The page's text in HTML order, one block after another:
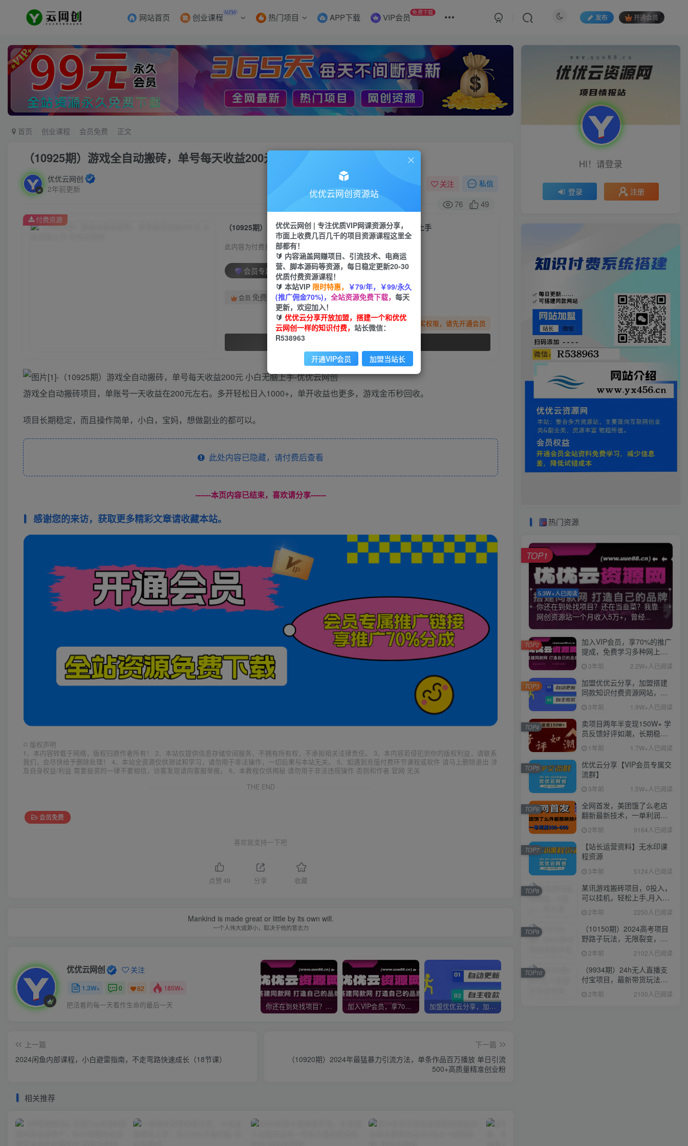
网站首页 创业课程 NEW 热门项目 APP下载 VIP会员 免费下载
发布 开通会员
首页 创业课程 会员免费 正文
（10925期）游戏全自动搬砖，单号每天收益200元 小白无脑上手
优优云网创
2年前更新
关注 私信
76 49
（10925期）游戏全自动搬砖，单号每天收益200元 小白无脑上手
此内容为付费资源，请付费后查看
会员专属资源
会员 免费
您暂无购买权限，请先开通会员
付费资源
游戏全自动搬砖项目，单账号一天收益在200元左右。多开轻松日入1000+，单开收益也更多，游戏金币秒回收。
项目长期稳定，而且操作简单，小白，宝妈，想做副业的都可以。
此处内容已隐藏，请付费后查看
------本页内容已结束，喜欢请分享------
感谢您的来访，获取更多精彩文章请收藏本站。
© 版权声明
1、本内容转载于网络，版权归原作者所有！ 2、本站仅提供信息存储空间服务，不拥有所有权，不承担相关法律责任。 3、本内容若侵犯到你的版权利益，请联系
我们，会尽快给予删除处理！ 4、本站全资源仅供测试和学习，请勿用于非法操作，一切后果与本站无关。 5、如遇到充值付费环节课程或软件 请马上删除退出 涉
及自身权益/利益 需要投资的一律不要相信，访客发现请向客服举报。 6、本教程仅供揭秘 请勿用于非法违规操作 否则和作者 官网 无关
THE END
会员免费
喜欢就支持一下吧
点赞49 分享 收藏
Mankind is made great or little by its own will.
一个人伟大或渺小，取决于他的意志力
优优云网创 关注
1.3W+ 0 62 185W+
把活着的每一天看作生命的最后一天 你还在到处找项目？还在当韭菜？我靠网创资源站一个月收入5万+，曾经我也是个失败者。 加入VIP会员，享70%的推广提成，免费学习多种网上创业课程，菜鸟秒变大神！ 加盟优优云分享，加盟搭建同款知识付费资源网站，实现长期稳定被动收入~
上一篇
2024闲鱼内部课程，小白避雷指南，不走弯路快速成长（18节课）
下一篇
（10920期）2024年最猛暴力引流方法，单条作品百万播放 单日引流
500+高质量精准创业粉
相关推荐
HI！请登录
登录 注册
热门资源
5.3W+人已阅读
你还在到处找项目？还在当韭菜？我靠
网创资源站一个月收入5万+，曾经...
TOP1
加入VIP会员，享70%的推广
提成，免费学习多种网上创
业课程，菜鸟秒变大神！
3年前 2.2W+人已阅读
TOP2
加盟优优云分享，加盟搭建
同款知识付费资源网站，实
现长期稳定被动收入~
3年前 1.9W+人已阅读
TOP3
卖项目两年半变现150W+ 学
员反馈好评如潮，长期稳定
变现，可以一直干到老！
1年前 1.7W+人已阅读
TOP4
优优云分享【VIP会员专属交
流群】
3年前 1.5W+人已阅读
TOP5
全网首发，美团饿了么老店
翻新最新技术，一单利润
300-600
2年前 9164人已阅读
TOP6
【站长运营资料】无水印课
程资源
3年前 5124人已阅读
TOP7
某讯游戏搬砖项目，0投入，
可以挂机，轻松上手,月入
3000+上不封顶
2年前 2250人已阅读
TOP8
（10150期）2024高考项目
野路子玩法，无限裂变，最
高一天1W＋！
2年前 2102人已阅读
TOP9
（9934期）24h无人直播支
付宝项目，最新带货玩法，
纯躺赚实测日入500+
2年前 2100人已阅读
TOP10
优优云网创资源站
优优云网创 | 专注优质VIP网课资源分享，
市面上收费几百几千的项目资源课程这里全
部都有！
🔰 内容涵盖网赚项目、引流技术、电商运
营、脚本源码等资源，每日稳定更新20-30
优质付费资源课程！
🔰 本站VIP 限时特惠， ￥79/年，￥99/永久
(推广佣金70%)， 全站资源免费下载， 每天
更新，欢迎加入！
🔰 优优云分享开放加盟，搭建一个和优优
云网创一样的知识付费， 站长微信：
R538963
开通VIP会员 加盟当站长